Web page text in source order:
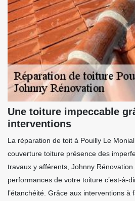
Une toiture impeccable
interventions
La réparation de toit à Pouilly Le
couverture toiture présence des
travaux y afférents, Johnny
performances de votre toiture c’est-à-
l’étanchéité. Grâce aux interventions à